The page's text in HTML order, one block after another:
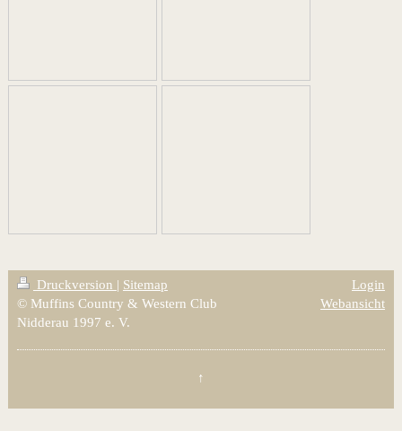
Druckversion | Sitemap
© Muffins Country & Western Club
Nidderau 1997 e. V.
Login
Webansicht
↑